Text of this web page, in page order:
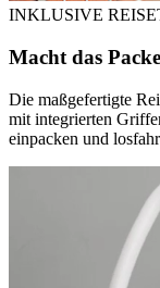
INKLUSIVE
Macht das
Die maßgefertigte
mit integrierten
einpacken und